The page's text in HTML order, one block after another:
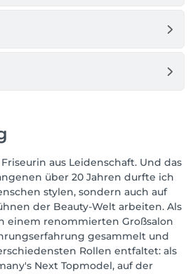
aus Leidenschaft. Und das
über 20 Jahren durfte ich
stylen, sondern auch auf
der Beauty-Welt arbeiten. Als
einem renommierten Großsalon
gesammelt und
Rollen entfaltet: als
Next Topmodel, auf der